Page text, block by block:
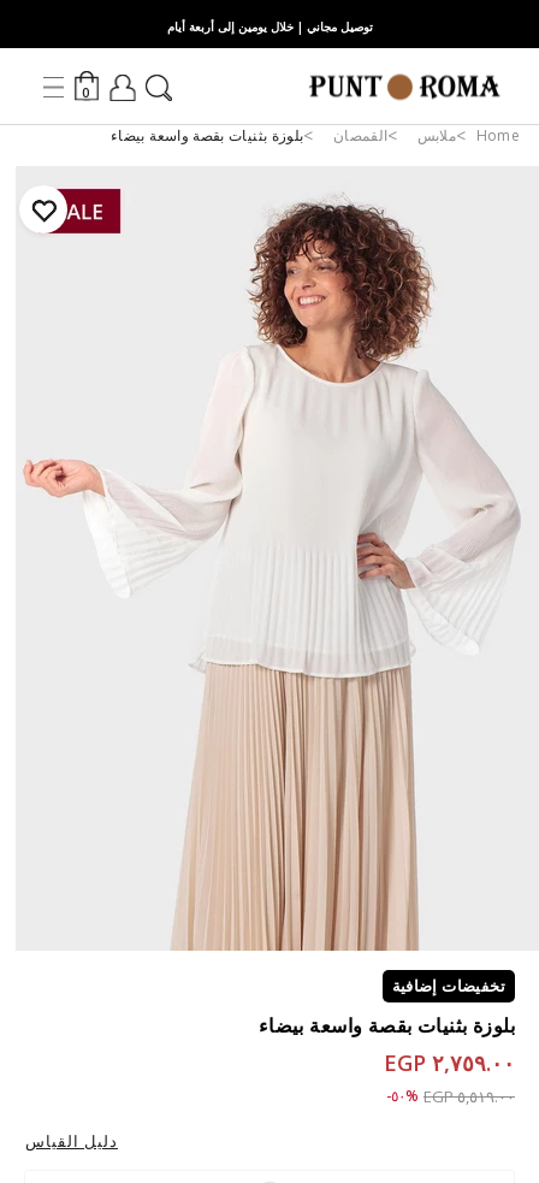
توصيل مجاني | خلال يومين إلى أربعة أيام
0
Home ملابس القمصان بلوزة بثنيات بقصة واسعة بيضاء
تخفيضات إضافية
بلوزة بثنيات بقصة واسعة بيضاء
٢,٧٥٩.٠٠ EGP
Price reduced from
٥,٥١٩.٠٠ EGP to ٢,٧٥٩.٠٠ EGP%٥٠-
دليل القياس